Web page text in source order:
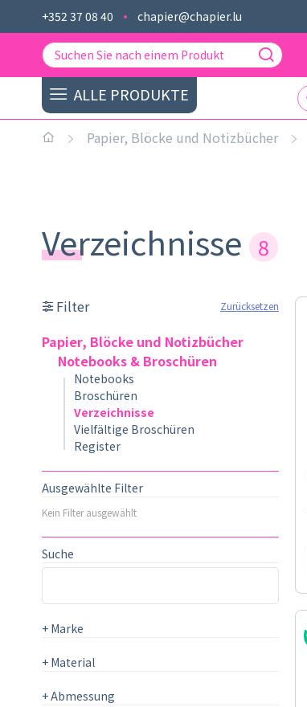
+352 37 08 40 chapier@chapier.lu
ALLE PRODUKTE
Papier, Blöcke und Notizbücher
Verzeichnisse 8
Filter Zurücksetzen
Papier, Blöcke und Notizbücher
Notebooks & Broschüren
Notebooks
Broschüren
Verzeichnisse
Vielfältige Broschüren
Register
Ausgewählte Filter
Kein Filter ausgewählt
Suche
+ Marke
+ Material
+Abmessung